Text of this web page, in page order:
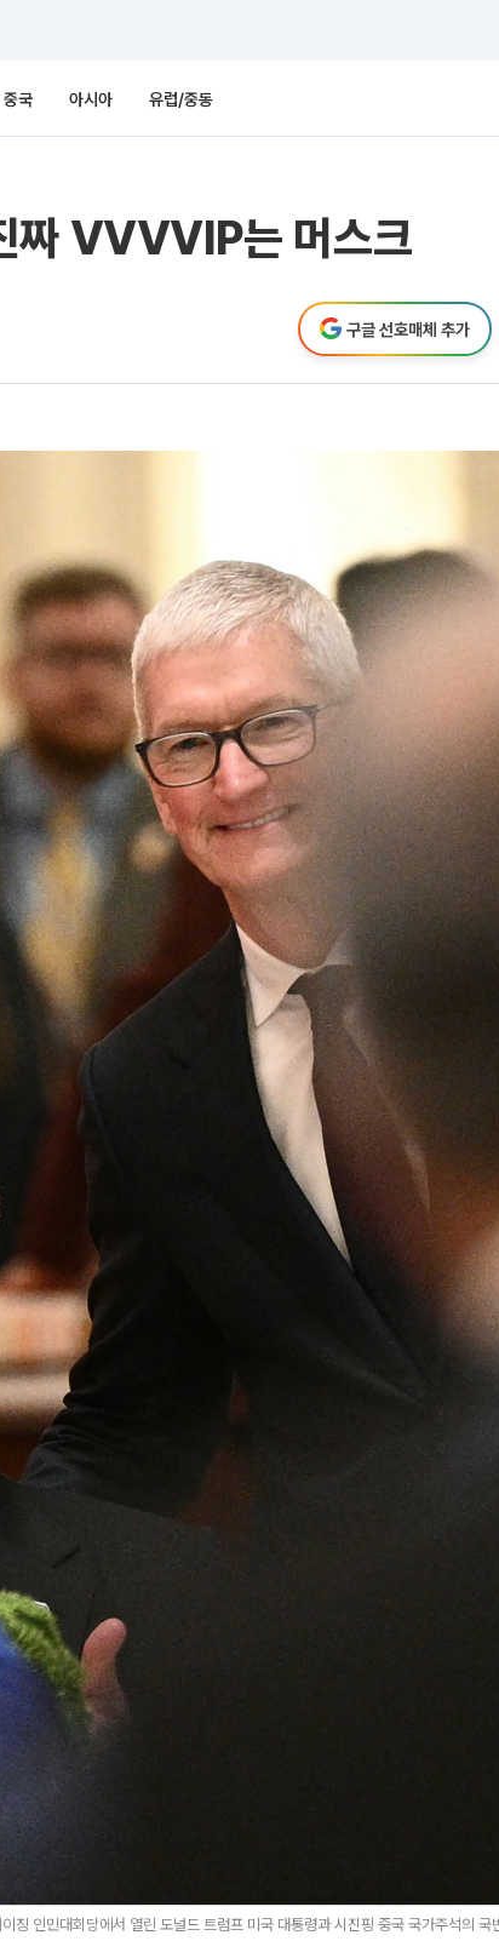
중국 아시아 유럽/중동
짜 VVVVIP는 머스크
구글 선호매체 추가
인민대회당에서 열린 도널드 트럼프 미국 대통령과 시진핑 중국 국가주석의 국